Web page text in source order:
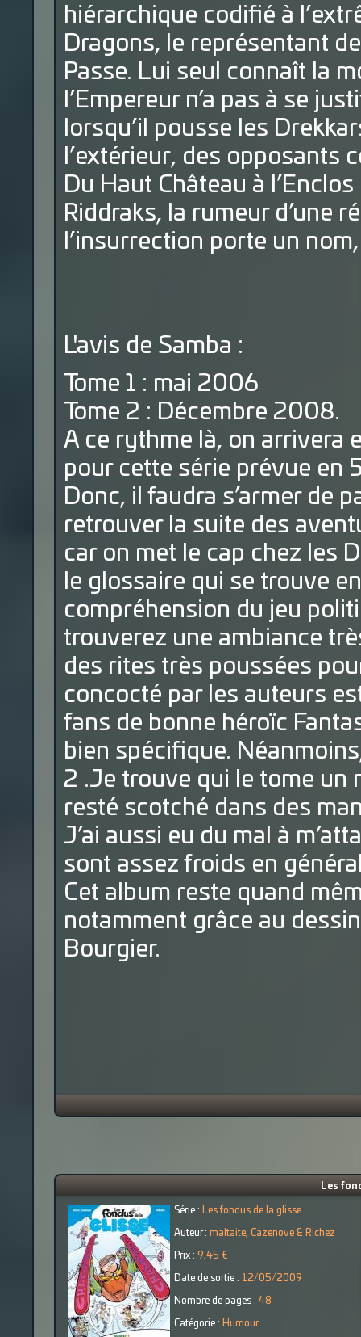
hiérarchique codifié à
Dragons, le représentant
Passe. Lui seul connaît la
l’Empereur n’a pas à se
lorsqu’il pousse les
l’extérieur, des opposants
Du Haut Château à
Riddraks, la rumeur d’une
l’insurrection porte un
L'avis de Samba :
Tome 1 : mai 2006
Tome 2 : Décembre 2008.
A ce rythme là, on arrivera
pour cette série prévue en
Donc, il faudra s’armer de
retrouver la suite des
car on met le cap chez les
le glossaire qui se trouve
compréhension du jeu
trouverez une ambiance
des rites très poussées
concocté par les auteurs
fans de bonne héroïc
bien spécifique.
2 .Je trouve qui le tome un
resté scotché dans des
J’ai aussi eu du mal à
sont assez froids en
Cet album reste quand
notamment grâce au
Bourgier.
Les
Série : Les fondus de la glisse
Auteur : maltaite, Cazenove & Richez
Prix : 9,45 €
Date de sortie : 12/05/2009
Nombre de pages : 48
Catégorie : Humour